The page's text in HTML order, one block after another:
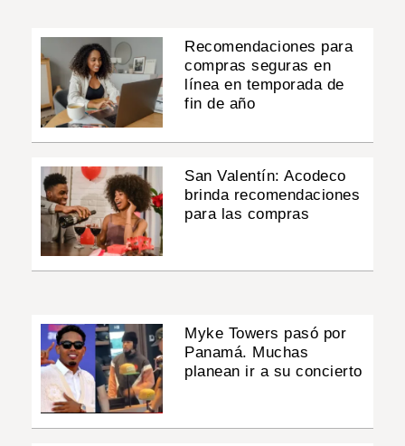
Recomendaciones para
compras seguras en
línea en temporada de
fin de año
San Valentín: Acodeco
brinda recomendaciones
para las compras
Myke Towers pasó por
Panamá. Muchas
planean ir a su concierto